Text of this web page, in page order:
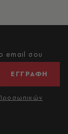
email σου
ΕΓΓΡΑΦΗ